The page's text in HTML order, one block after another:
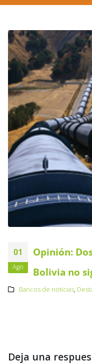
01
Ago
Opinión:
Bolivia no
Bancos de noticias,
Deja una